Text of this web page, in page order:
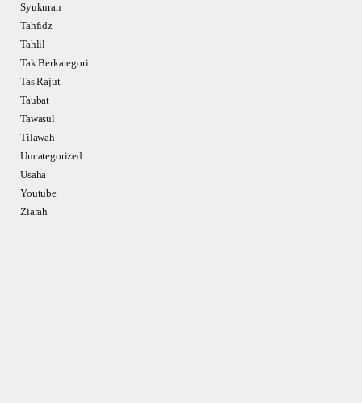
Syukuran
Tahfidz
Tahlil
Tak Berkategori
Tas Rajut
Taubat
Tawasul
Tilawah
Uncategorized
Usaha
Youtube
Ziarah